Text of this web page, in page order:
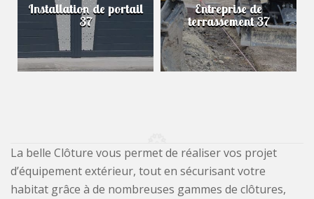
Installation de portail
37
Entreprise de
terrassement 37
La belle Clôture vous permet de réaliser vos projet
d’équipement extérieur, tout en sécurisant votre
habitat grâce à de nombreuses gammes de clôtures,